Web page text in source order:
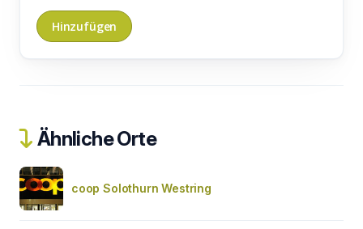
Ähnliche Orte
coop Solothurn Westring